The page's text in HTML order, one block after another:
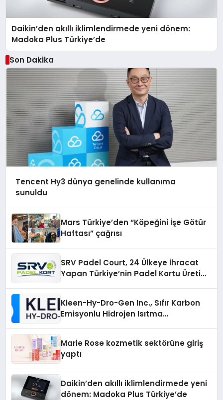
Daikin’den akıllı iklimlendirmede yeni dönem:
Madoka Plus Türkiye’de
Son Dakika
Tencent Hy3 dünya genelinde kullanıma
sunuldu
Mars Türkiye’den “Köpeğini İşe Götür
Haftası” çağrısı
SRV Padel Court, 24 Ülkeye İhracat
Yapan Türkiye’nin Padel Kortu Üretim
Kleen-Hy-Dro-Gen Inc., Sıfır Karbon
Emisyonlu Hidrojen Isıtma
Marie Rose kozmetik sektörüne giriş
yaptı
Daikin’den akıllı iklimlendirmede yeni
dönem: Madoka Plus Türkiye’de